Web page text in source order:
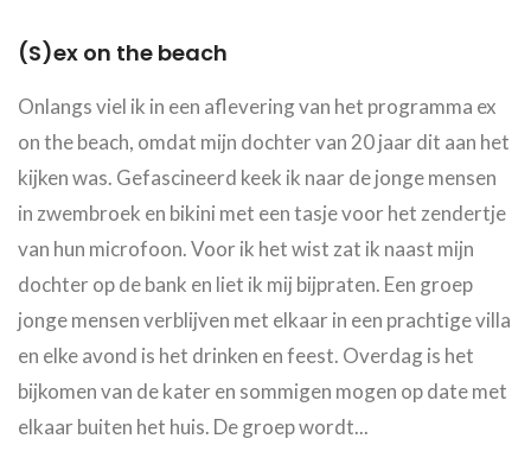
(S)ex on the beach
Onlangs viel ik in een aflevering van het programma ex
on the beach, omdat mijn dochter van 20 jaar dit aan het
kijken was. Gefascineerd keek ik naar de jonge mensen
in zwembroek en bikini met een tasje voor het zendertje
van hun microfoon. Voor ik het wist zat ik naast mijn
dochter op de bank en liet ik mij bijpraten. Een groep
jonge mensen verblijven met elkaar in een prachtige villa
en elke avond is het drinken en feest. Overdag is het
bijkomen van de kater en sommigen mogen op date met
elkaar buiten het huis. De groep wordt...